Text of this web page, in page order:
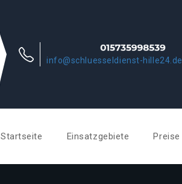
info@schluesseldienst-hille24.de
Startseite Einsatzgebiete Preise